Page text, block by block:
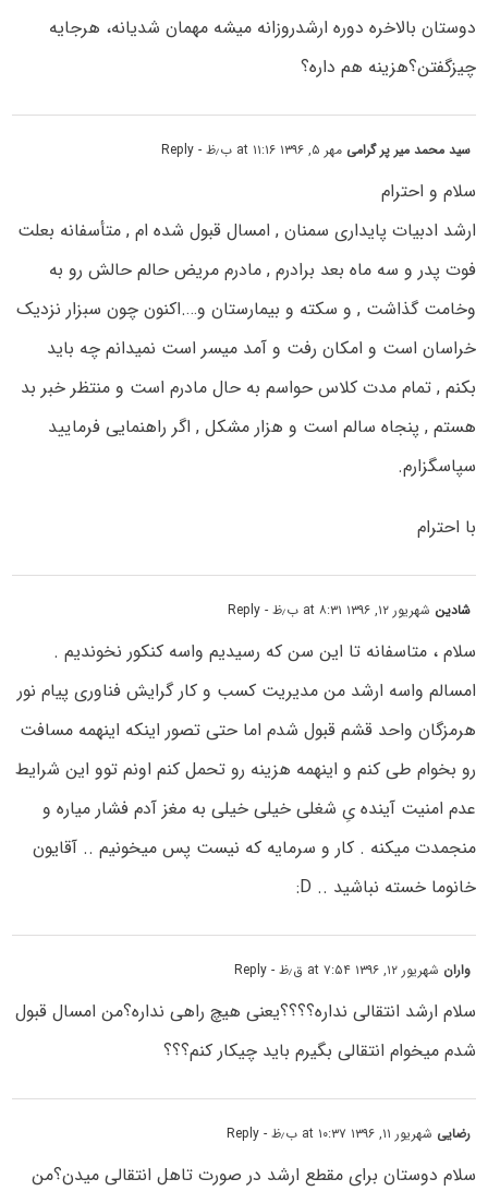
دوستان بالاخره دوره ارشدروزانه میشه مهمان شدیانه، هرجایه
چیزگفتن؟هزینه هم داره؟
سید محمد میر پر گرامی مهر ۵, ۱۳۹۶ at ۱۱:۱۶ ب٫ظ - Reply
سلام و احترام
ارشد ادبیات پایداری سمنان , امسال قبول شده ام , متأسفانه بعلت
فوت پدر و سه ماه بعد برادرم , مادرم مریض حالم حالش رو به
وخامت گذاشت , و سکته و بیمارستان و….اکنون چون سبزار نزدیک
خراسان است و امکان رفت و آمد میسر است نمیدانم چه باید
بکنم , تمام مدت کلاس حواسم به حال مادرم است و منتظر خبر بد
هستم , پنجاه سالم است و هزار مشکل , اگر راهنمایی فرمایید
سپاسگزارم.
با احترام
شادین شهریور ۱۲, ۱۳۹۶ at ۸:۳۱ ب٫ظ - Reply
سلام ، متاسفانه تا این سن که رسیدیم واسه کنکور نخوندیم .
امسالم واسه ارشد من مدیریت کسب و کار گرایش فناوری پیام نور
هرمزگان واحد قشم قبول شدم اما حتی تصور اینکه اینهمه مسافت
رو بخوام طی کنم و اینهمه هزینه رو تحمل کنم اونم توو این شرایط
عدم امنیت آینده یِ شغلی خیلی خیلی به مغز آدم فشار میاره و
منجمدت میکنه . کار و سرمایه که نیست پس میخونیم .. آقایون
خانوما خسته نباشید .. D:
واران شهریور ۱۲, ۱۳۹۶ at ۷:۵۴ ق٫ظ - Reply
سلام ارشد انتقالی نداره؟؟؟؟یعنی هیچ راهی نداره؟من امسال قبول
شدم میخوام انتقالی بگیرم باید چیکار کنم؟؟؟
رضایی شهریور ۱۱, ۱۳۹۶ at ۱۰:۳۷ ب٫ظ - Reply
سلام دوستان برای مقطع ارشد در صورت تاهل انتقالی میدن؟من